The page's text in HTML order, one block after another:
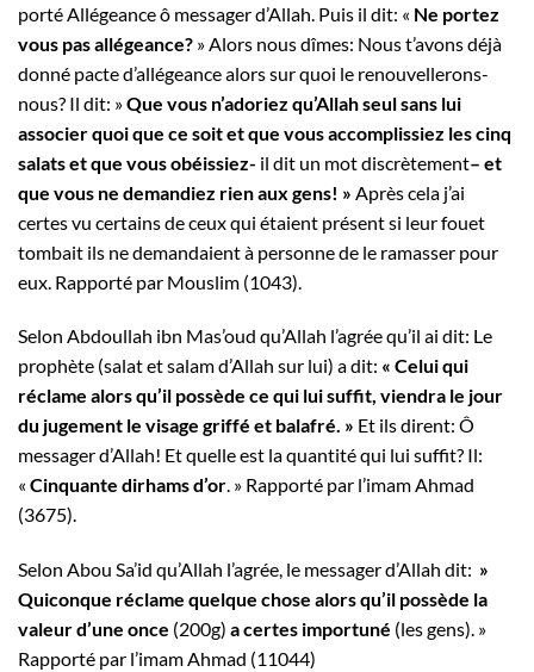
porté Allégeance ô messager d’Allah. Puis il dit: « Ne portez
vous pas allégeance? » Alors nous dîmes: Nous t’avons déjà
donné pacte d’allégeance alors sur quoi le renouvellerons-
nous? Il dit: »Que vous n’adoriez qu’Allah seul sans lui
associer quoi que ce soit et que vous accomplissiez les cinq
salats et que vous obéissiez- il dit un mot discrètement– et
que vous ne demandiez rien aux gens! » Après cela j’ai
certes vu certains de ceux qui étaient présent si leur fouet
tombait ils ne demandaient à personne de le ramasser pour
eux. Rapporté par Mouslim (1043).
Selon Abdoullah ibn Mas’oud qu’Allah l’agrée qu’il ai dit: Le
prophète (salat et salam d’Allah sur lui) a dit: « Celui qui
réclame alors qu’il possède ce qui lui suffit, viendra le jour
du jugement le visage griffé et balafré. » Et ils dirent: Ô
messager d’Allah! Et quelle est la quantité qui lui suffit? Il:
« Cinquante dirhams d’or. » Rapporté par l’imam Ahmad
(3675).
Selon Abou Sa’id qu’Allah l’agrée, le messager d’Allah dit: »
Quiconque réclame quelque chose alors qu’il possède la
valeur d’une once (200g) a certes importuné (les gens). »
Rapporté par l’imam Ahmad (11044)